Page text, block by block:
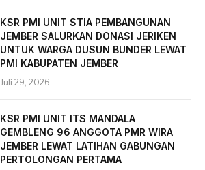
KSR PMI UNIT STIA PEMBANGUNAN
JEMBER SALURKAN DONASI JERIKEN
UNTUK WARGA DUSUN BUNDER LEWAT
PMI KABUPATEN JEMBER
Juli 29, 2026
KSR PMI UNIT ITS MANDALA
GEMBLENG 96 ANGGOTA PMR WIRA
JEMBER LEWAT LATIHAN GABUNGAN
PERTOLONGAN PERTAMA